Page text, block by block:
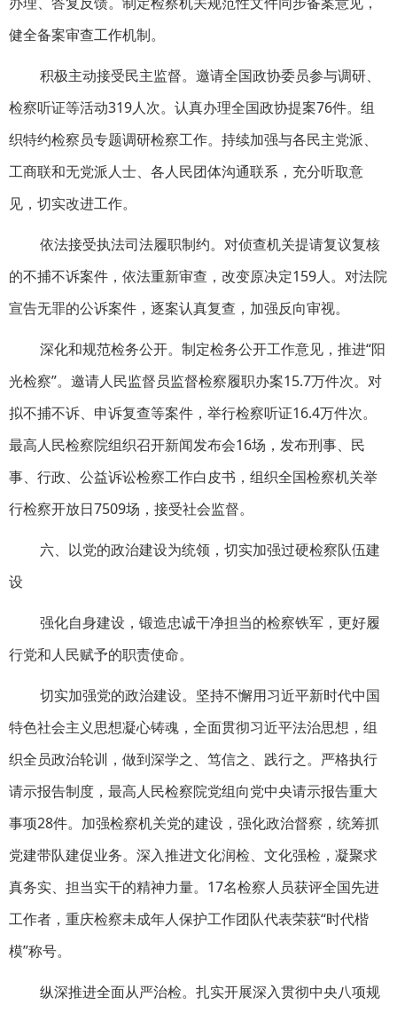
健全备案审查工作机制。
积极主动接受民主监督。邀请全国政协委员参与调研、
检察听证等活动319人次。认真办理全国政协提案76件。组
织特约检察员专题调研检察工作。持续加强与各民主党派、
工商联和无党派人士、各人民团体沟通联系，充分听取意
见，切实改进工作。
依法接受执法司法履职制约。对侦查机关提请复议复核
的不捕不诉案件，依法重新审查，改变原决定159人。对法院
宣告无罪的公诉案件，逐案认真复查，加强反向审视。
深化和规范检务公开。制定检务公开工作意见，推进“阳
光检察”。邀请人民监督员监督检察履职办案15.7万件次。对
拟不捕不诉、申诉复查等案件，举行检察听证16.4万件次。
最高人民检察院组织召开新闻发布会16场，发布刑事、民
事、行政、公益诉讼检察工作白皮书，组织全国检察机关举
行检察开放日7509场，接受社会监督。
六、以党的政治建设为统领，切实加强过硬检察队伍建
设
强化自身建设，锻造忠诚干净担当的检察铁军，更好履
行党和人民赋予的职责使命。
切实加强党的政治建设。坚持不懈用习近平新时代中国
特色社会主义思想凝心铸魂，全面贯彻习近平法治思想，组
织全员政治轮训，做到深学之、笃信之、践行之。严格执行
请示报告制度，最高人民检察院党组向党中央请示报告重大
事项28件。加强检察机关党的建设，强化政治督察，统筹抓
党建带队建促业务。深入推进文化润检、文化强检，凝聚求
真务实、担当实干的精神力量。17名检察人员获评全国先进
工作者，重庆检察未成年人保护工作团队代表荣获“时代楷
模”称号。
纵深推进全面从严治检。扎实开展深入贯彻中央八项规